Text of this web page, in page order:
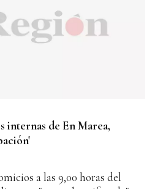
internas de En Marea,
a las 9,00 horas del